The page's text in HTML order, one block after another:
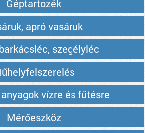
Géptartozék
apró vasáruk
szegélyléc
vízre és fűtésre
Mérőeszköz